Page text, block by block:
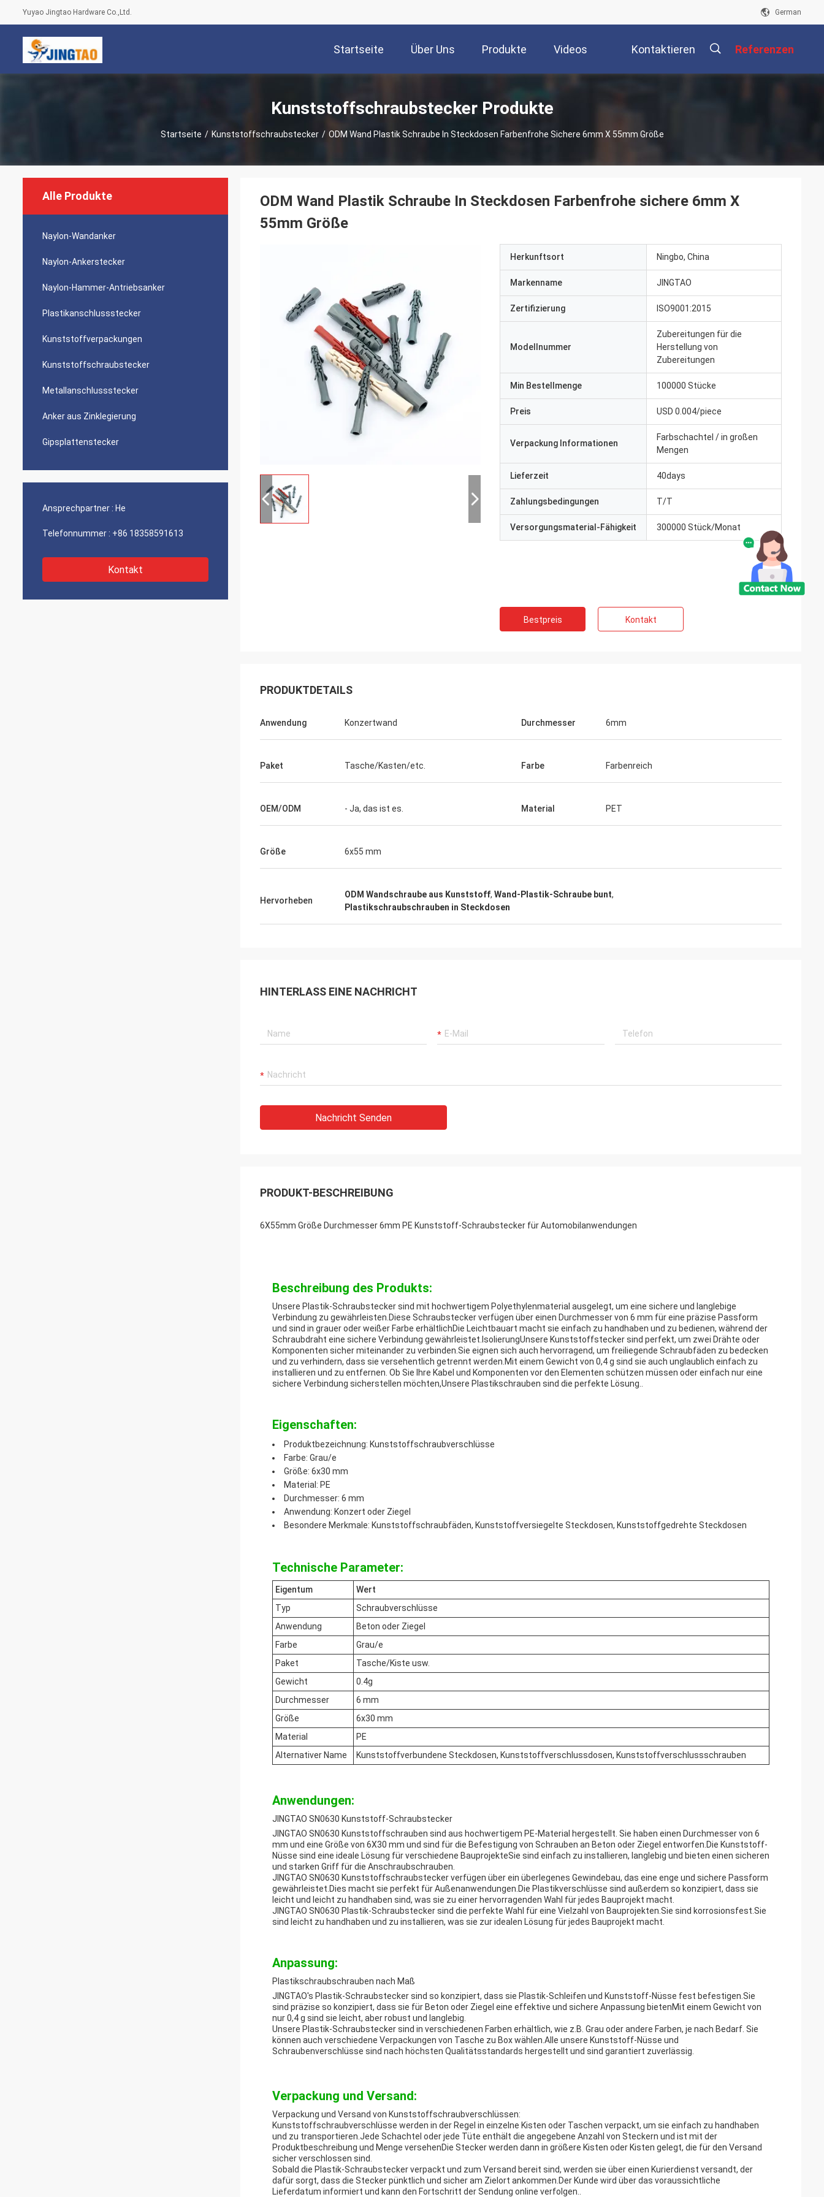
Yuyao Jingtao Hardware Co.,Ltd. German
Startseite Über Uns Produkte Videos Kontaktieren Referenzen
Kunststoffschraubstecker Produkte
Startseite / Kunststoffschraubstecker / ODM Wand Plastik Schraube In Steckdosen Farbenfrohe Sichere 6mm X 55mm Größe
Alle Produkte
Naylon-Wandanker
Naylon-Ankerstecker
Naylon-Hammer-Antriebsanker
Plastikanschlussstecker
Kunststoffverpackungen
Kunststoffschraubstecker
Metallanschlussstecker
Anker aus Zinklegierung
Gipsplattenstecker
Ansprechpartner : He
Telefonnummer : +86 18358591613
Kontakt
ODM Wand Plastik Schraube In Steckdosen Farbenfrohe sichere 6mm X
55mm Größe
Herkunftsort Ningbo, China
Markenname JINGTAO
Zertifizierung ISO9001:2015
Modellnummer
Zubereitungen für die
Herstellung von
Zubereitungen
Min Bestellmenge 100000 Stücke
Preis USD 0.004/piece
Verpackung Informationen
Farbschachtel / in großen
Mengen
Lieferzeit 40days
Zahlungsbedingungen T/T
Versorgungsmaterial-Fähigkeit 300000 Stück/Monat
Bestpreis Kontakt
PRODUKTDETAILS
Anwendung Konzertwand Durchmesser 6mm
Paket Tasche/Kasten/etc. Farbe Farbenreich
OEM/ODM - Ja, das ist es. Material PET
Größe 6x55 mm
Hervorheben
ODM Wandschraube aus Kunststoff, Wand-Plastik-Schraube bunt,
Plastikschraubschrauben in Steckdosen
HINTERLASS EINE NACHRICHT
Nachricht Senden
PRODUKT-BESCHREIBUNG
6X55mm Größe Durchmesser 6mm PE Kunststoff-Schraubstecker für Automobilanwendungen
Beschreibung des Produkts:
Unsere Plastik-Schraubstecker sind mit hochwertigem Polyethylenmaterial ausgelegt, um eine sichere und langlebige
Verbindung zu gewährleisten.Diese Schraubstecker verfügen über einen Durchmesser von 6 mm für eine präzise Passform
und sind in grauer oder weißer Farbe erhältlichDie Leichtbauart macht sie einfach zu handhaben und zu bedienen, während der
Schraubdraht eine sichere Verbindung gewährleistet.IsolierungUnsere Kunststoffstecker sind perfekt, um zwei Drähte oder
Komponenten sicher miteinander zu verbinden.Sie eignen sich auch hervorragend, um freiliegende Schraubfäden zu bedecken
und zu verhindern, dass sie versehentlich getrennt werden.Mit einem Gewicht von 0,4 g sind sie auch unglaublich einfach zu
installieren und zu entfernen. Ob Sie Ihre Kabel und Komponenten vor den Elementen schützen müssen oder einfach nur eine
sichere Verbindung sicherstellen möchten,Unsere Plastikschrauben sind die perfekte Lösung..
Eigenschaften:
Produktbezeichnung: Kunststoffschraubverschlüsse
Farbe: Grau/e
Größe: 6x30 mm
Material: PE
Durchmesser: 6 mm
Anwendung: Konzert oder Ziegel
Besondere Merkmale: Kunststoffschraubfäden, Kunststoffversiegelte Steckdosen, Kunststoffgedrehte Steckdosen
Technische Parameter:
Eigentum
Wert
Typ
Schraubverschlüsse
Anwendung
Beton oder Ziegel
Farbe
Grau/e
Paket
Tasche/Kiste usw.
Gewicht
0.4g
Durchmesser
6 mm
Größe
6x30 mm
Material
PE
Alternativer Name
Kunststoffverbundene Steckdosen, Kunststoffverschlussdosen, Kunststoffverschlussschrauben
Anwendungen:
JINGTAO SN0630 Kunststoff-Schraubstecker
JINGTAO SN0630 Kunststoffschrauben sind aus hochwertigem PE-Material hergestellt. Sie haben einen Durchmesser von 6
mm und eine Größe von 6X30 mm und sind für die Befestigung von Schrauben an Beton oder Ziegel entworfen.Die Kunststoff-
Nüsse sind eine ideale Lösung für verschiedene BauprojekteSie sind einfach zu installieren, langlebig und bieten einen sicheren
und starken Griff für die Anschraubschrauben.
JINGTAO SN0630 Kunststoffschraubstecker verfügen über ein überlegenes Gewindebau, das eine enge und sichere Passform
gewährleistet.Dies macht sie perfekt für Außenanwendungen.Die Plastikverschlüsse sind außerdem so konzipiert, dass sie
leicht und leicht zu handhaben sind, was sie zu einer hervorragenden Wahl für jedes Bauprojekt macht.
JINGTAO SN0630 Plastik-Schraubstecker sind die perfekte Wahl für eine Vielzahl von Bauprojekten.Sie sind korrosionsfest.Sie
sind leicht zu handhaben und zu installieren, was sie zur idealen Lösung für jedes Bauprojekt macht.
Anpassung:
Plastikschraubschrauben nach Maß
JINGTAO's Plastik-Schraubstecker sind so konzipiert, dass sie Plastik-Schleifen und Kunststoff-Nüsse fest befestigen.Sie
sind präzise so konzipiert, dass sie für Beton oder Ziegel eine effektive und sichere Anpassung bietenMit einem Gewicht von
nur 0,4 g sind sie leicht, aber robust und langlebig.
Unsere Plastik-Schraubstecker sind in verschiedenen Farben erhältlich, wie z.B. Grau oder andere Farben, je nach Bedarf. Sie
können auch verschiedene Verpackungen von Tasche zu Box wählen.Alle unsere Kunststoff-Nüsse und
Schraubenverschlüsse sind nach höchsten Qualitätsstandards hergestellt und sind garantiert zuverlässig.
Verpackung und Versand:
Verpackung und Versand von Kunststoffschraubverschlüssen:
Kunststoffschraubverschlüsse werden in der Regel in einzelne Kisten oder Taschen verpackt, um sie einfach zu handhaben
und zu transportieren.Jede Schachtel oder jede Tüte enthält die angegebene Anzahl von Steckern und ist mit der
Produktbeschreibung und Menge versehenDie Stecker werden dann in größere Kisten oder Kisten gelegt, die für den Versand
sicher verschlossen sind.
Sobald die Plastik-Schraubstecker verpackt und zum Versand bereit sind, werden sie über einen Kurierdienst versandt, der
dafür sorgt, dass die Stecker pünktlich und sicher am Zielort ankommen.Der Kunde wird über das voraussichtliche
Lieferdatum informiert und kann den Fortschritt der Sendung online verfolgen..